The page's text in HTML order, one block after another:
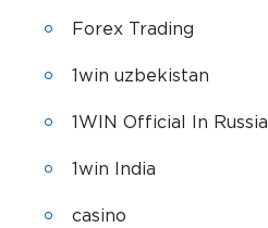
Forex Trading
1win uzbekistan
1WIN Official In Russia
1win India
casino